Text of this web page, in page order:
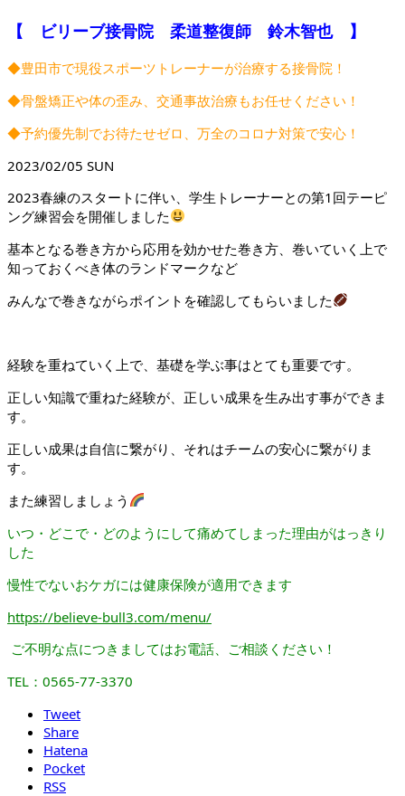
【 ビリーブ接骨院 柔道整復師 鈴木智也 】
◆豊田市で現役スポーツトレーナーが治療する接骨院！
◆骨盤矯正や体の歪み、交通事故治療もお任せください！
◆予約優先制でお待たせゼロ、万全のコロナ対策で安心！
2023/02/05 SUN
2023春練のスタートに伴い、学生トレーナーとの第1回テーピ
ング練習会を開催しました
基本となる巻き方から応用を効かせた巻き方、巻いていく上で
知っておくべき体のランドマークなど
みんなで巻きながらポイントを確認してもらいました
経験を重ねていく上で、基礎を学ぶ事はとても重要です。
正しい知識で重ねた経験が、正しい成果を生み出す事ができま
す。
正しい成果は自信に繋がり、それはチームの安心に繋がりま
す。
また練習しましょう
いつ・どこで・どのようにして痛めてしまった理由がはっきり
した
慢性でないおケガには健康保険が適用できます
https://believe-bull3.com/menu/
ご不明な点につきましてはお電話、ご相談ください！
TEL：0565-77-3370
Tweet
Share
Hatena
Pocket
RSS